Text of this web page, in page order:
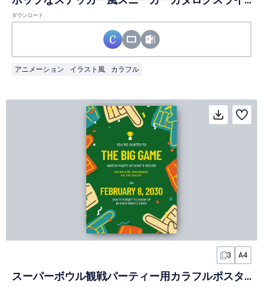
ダウンロード
アニメーション イラスト風 カラフル
3 A4
スーパーボウル観戦パーティー用カラフルポスター